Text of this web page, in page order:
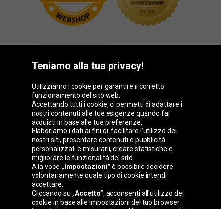
Gruppo Oponeo
Belgique
Česká
republika
Deutschland Éire
España
Teniamo alla tua privacy!
Utilizziamo i cookie per garantire il corretto
funzionamento del sito web.
Accettando tutti i cookie, ci permetti di adattare i
nostri contenuti alle tue esigenze quando fai
acquisti in base alle tue preferenze.
Elaboriamo i dati ai fini di: facilitare l'utilizzo dei
nostri siti, presentare contenuti e pubblicità
personalizzati e misurarli, creare statistiche e
migliorare le funzionalità del sito.
Alla voce „Impostazioni” è possibile decidere
volontariamente quale tipo di cookie intendi
accettare.
Cliccando su „Accetto”, acconsenti all'utilizzo dei
cookie in base alle impostazioni del tuo browser.